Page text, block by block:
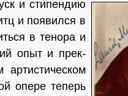
и стипен­дию
и появился в
в тенора и
опыт и прек­
опере теперь